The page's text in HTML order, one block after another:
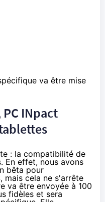
va être mise
INpact
: la compatibilité de
En effet, nous avons
bêta pour
, mais cela ne s'arrête
va être envoyée à 100
fidèles et sera